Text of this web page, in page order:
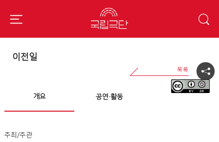
이전일
개요 공연·활동
주최/주관